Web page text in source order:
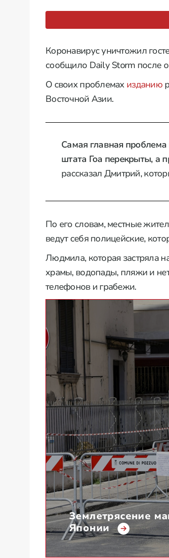
Коронавирус уничтожил
сообщило Daily Storm после
О своих проблемах изданию
Восточной Азии.
Самая главная
штата Гоа перекрыты, а
рассказал Дмитрий,
По его словам, местные
ведут себя полицейские,
Людмила, которая застряла
храмы, водопады, пляжи и
телефонов и грабежи.
Землетрясение
Японии